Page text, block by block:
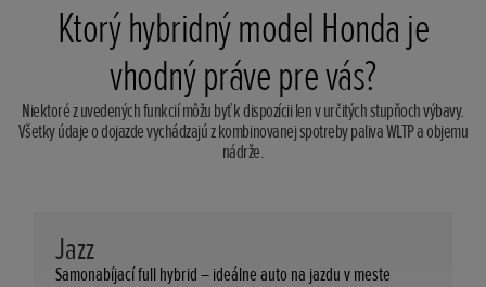
Ktorý hybridný model Honda je
vhodný práve pre vás?
Niektoré z uvedených funkcií môžu byť k dispozícii len v určitých stupňoch výbavy.
Všetky údaje o dojazde vychádzajú z kombinovanej spotreby paliva WLTP a objemu
nádrže.
Jazz
Samonabíjací full hybrid – ideálne auto na jazdu v meste